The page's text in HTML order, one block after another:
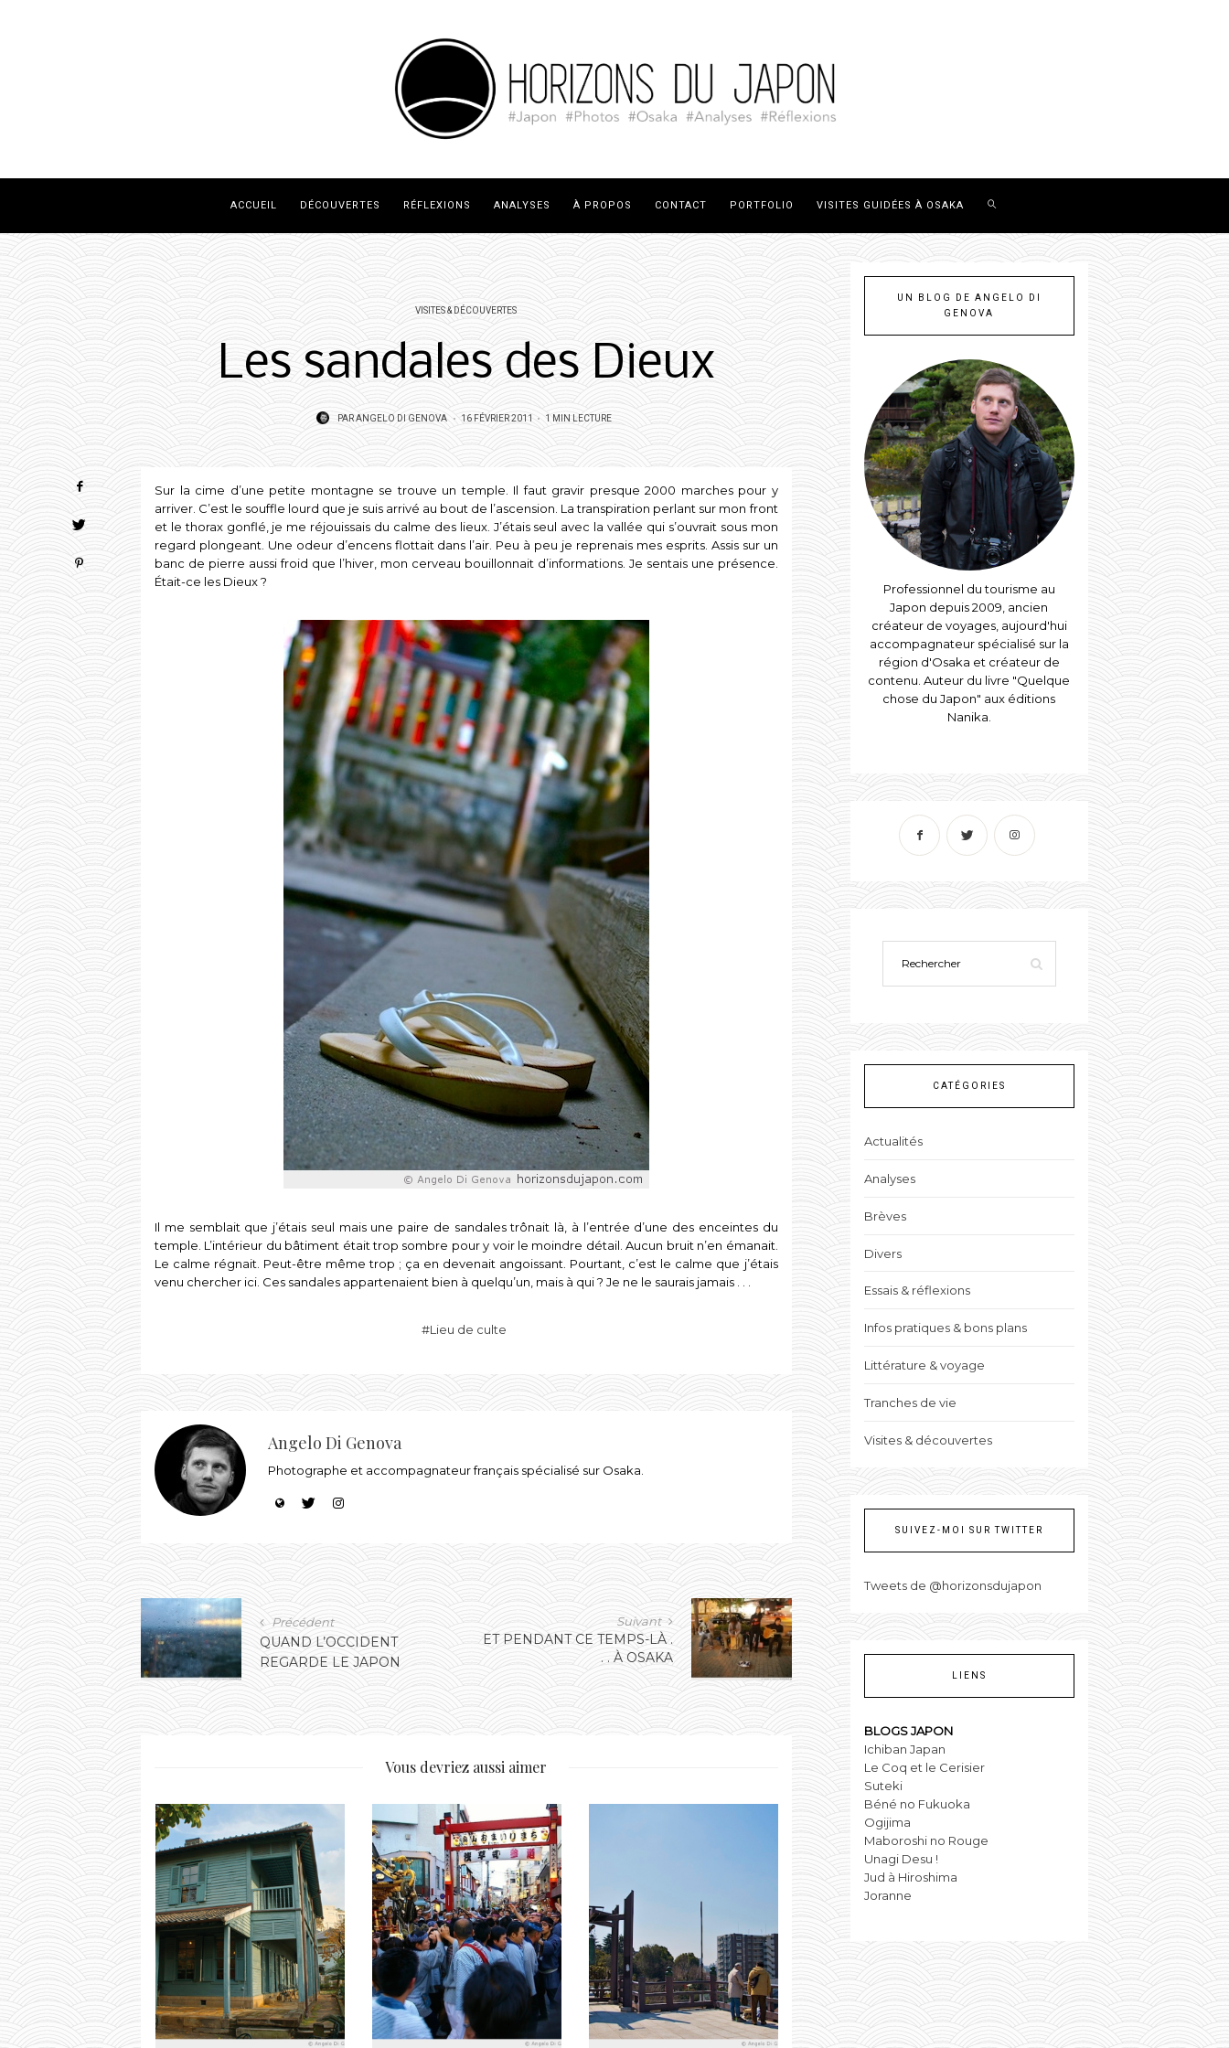
ACCUEIL DÉCOUVERTES RÉFLEXIONS ANALYSES À PROPOS CONTACT PORTFOLIO VISITES GUIDÉES À OSAKA
VISITES & DÉCOUVERTES
Les sandales des Dieux
PARANGELO DI GENOVA
POSTED
ON
16 FÉVRIER 2011 1 MIN LECTURE
Sur la cime d’une petite montagne se trouve un temple. Il faut gravir presque 2000 marches pour y
arriver. C’est le souffle lourd que je suis arrivé au bout de l’ascension. La transpiration perlant sur mon front
et le thorax gonflé, je me réjouissais du calme des lieux. J’étais seul avec la vallée qui s’ouvrait sous mon
regard plongeant. Une odeur d’encens flottait dans l’air. Peu à peu je reprenais mes esprits. Assis sur un
banc de pierre aussi froid que l’hiver, mon cerveau bouillonnait d’informations. Je sentais une présence.
Était-ce les Dieux ?
Il me semblait que j’étais seul mais une paire de sandales trônait là, à l’entrée d’une des enceintes du
temple. L’intérieur du bâtiment était trop sombre pour y voir le moindre détail. Aucun bruit n’en émanait.
Le calme régnait. Peut-être même trop ; ça en devenait angoissant. Pourtant, c’est le calme que j’étais
venu chercher ici. Ces sandales appartenaient bien à quelqu’un, mais à qui ? Je ne le saurais jamais . . .
Lieu de culte
Angelo Di Genova
Photographe et accompagnateur français spécialisé sur Osaka.
Précédent
QUAND L’OCCIDENT
REGARDE LE JAPON
Suivant
ET PENDANT CE TEMPS-LÀ .
. . À OSAKA
Vous devriez aussi aimer
UN BLOG DE ANGELO DI
GENOVA
Professionnel du tourisme au
Japon depuis 2009, ancien
créateur de voyages, aujourd'hui
accompagnateur spécialisé sur la
région d'Osaka et créateur de
contenu. Auteur du livre "Quelque
chose du Japon" aux éditions
Nanika.
CATÉGORIES
Actualités
Analyses
Brèves
Divers
Essais & réflexions
Infos pratiques & bons plans
Littérature & voyage
Tranches de vie
Visites & découvertes
SUIVEZ-MOI SUR TWITTER
Tweets de @horizonsdujapon
LIENS
BLOGS JAPON
Ichiban Japan
Le Coq et le Cerisier
Suteki
Béné no Fukuoka
Ogijima
Maboroshi no Rouge
Unagi Desu !
Jud à Hiroshima
Joranne